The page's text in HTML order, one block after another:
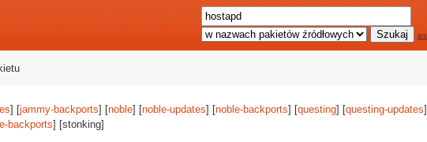
] [jammy-backports] [noble] [noble-updates] [noble-backports] [questing] [questing-updates
backports] [stonking]